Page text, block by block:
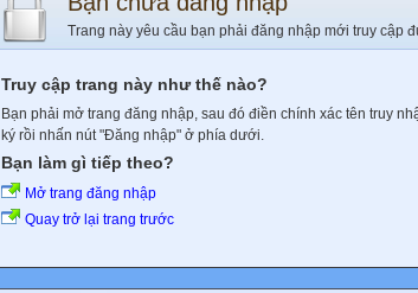
Trang này yêu cầu bạn phải đăng nhập mới truy cập
Truy cập trang này như thế nào?
Bạn phải mở trang đăng nhập, sau đó điền chính xác tên truy
ký rồi nhấn nút "Đăng nhập" ở phía dưới.
Bạn làm gì tiếp theo?
Mở trang đăng nhập
Quay trở lại trang trước